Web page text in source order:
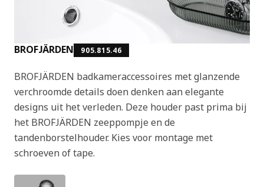
BROFJÄRDEN 905.815.46
BROFJÄRDEN badkameraccessoires met glanzende
verchroomde details doen denken aan elegante
designs uit het verleden. Deze houder past prima bij
het BROFJÄRDEN zeeppompje en de
tandenborstelhouder. Kies voor montage met
schroeven of tape.